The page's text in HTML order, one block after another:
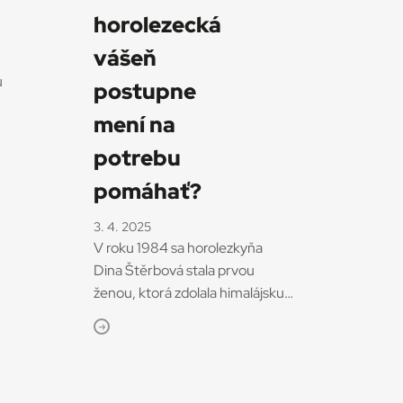
horolezecká
vášeň
postupne
mení na
potrebu
pomáhať?
3. 4. 2025
V roku 1984 sa horolezkyňa
Dina Štěrbová stala prvou
ženou, ktorá zdolala himalájsku
osemtisícovku Čho Oju (8021
m). Neskôr sa začala venovať